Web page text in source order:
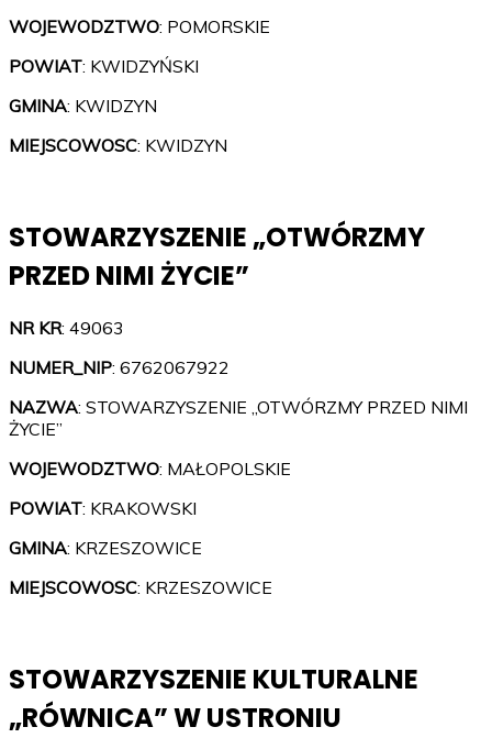
WOJEWODZTWO: POMORSKIE
POWIAT: KWIDZYŃSKI
GMINA: KWIDZYN
MIEJSCOWOSC: KWIDZYN
STOWARZYSZENIE „OTWÓRZMY
PRZED NIMI ŻYCIE”
NR KR: 49063
NUMER_NIP: 6762067922
NAZWA: STOWARZYSZENIE „OTWÓRZMY PRZED NIMI
ŻYCIE”
WOJEWODZTWO: MAŁOPOLSKIE
POWIAT: KRAKOWSKI
GMINA: KRZESZOWICE
MIEJSCOWOSC: KRZESZOWICE
STOWARZYSZENIE KULTURALNE
„RÓWNICA” W USTRONIU